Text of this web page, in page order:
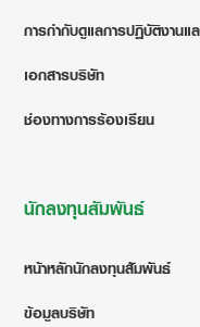
การกำกับดูแลการปฏิบัติงาน
เอกสารบริษัท
ช่องทางการร้องเรียน
นักลงทุนสัมพันธ์
หน้าหลักนักลงทุนสัมพันธ์
ข้อมูลบริษัท